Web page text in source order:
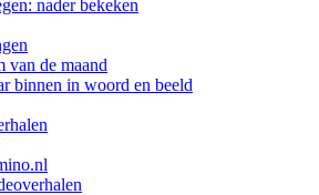
nader bekeken
van de maand
binnen in woord en beeld